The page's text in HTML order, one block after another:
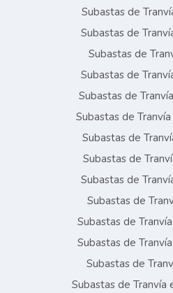
Subastas de
Subastas de
Subastas de
Subastas de
Subastas de
Subastas de
Subastas de
Subastas de
Subastas de
Subastas de
Subastas de
Subastas de
Subastas de
Subastas de Tranvía